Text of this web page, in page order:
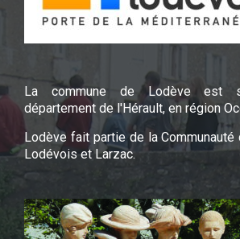
La commune de Lodève est
département de l'Hérault, en région
Lodève fait partie de la
Lodévois et Larzac.